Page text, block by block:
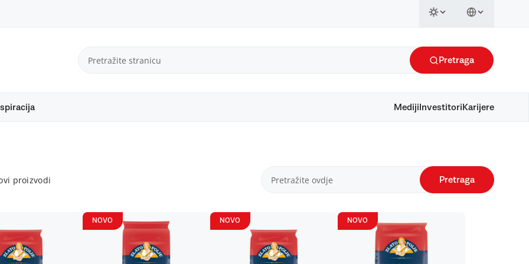
Pretraga
Mediji Investitori Karijere
proizvodi Pretraga
NOVO NOVO NOVO